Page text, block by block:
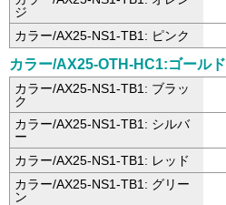
ジ
カラー/AX25-NS1-TB1: ピンク
カラー/AX25-OTH-HC1:ゴールド
カラー/AX25-NS1-TB1: ブラッ
ク
カラー/AX25-NS1-TB1: シルバ
ー
カラー/AX25-NS1-TB1: レッド
カラー/AX25-NS1-TB1: グリー
ン